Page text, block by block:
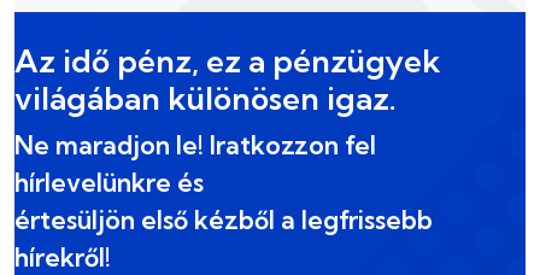
Az idő pénz, ez a pénzügyek
világában különösen igaz.
Ne maradjon le! Iratkozzon fel
hírlevelünkre és
értesüljön első kézből a legfrissebb
hírekről!